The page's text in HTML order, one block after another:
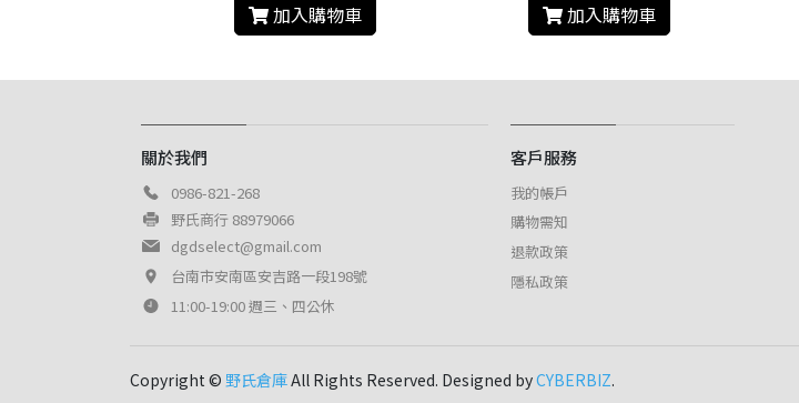
加入購物車
加入購物車
關於我們
0986-821-268
野氏商行 88979066
dgdselect@gmail.com
台南市安南區安吉路一段198號
11:00-19:00 週三、四公休
客戶服務
我的帳戶
購物需知
退款政策
隱私政策
Copyright © 野氏倉庫All Rights Reserved. Designed byCYBERBIZ.